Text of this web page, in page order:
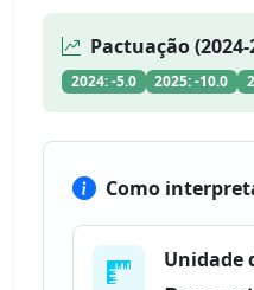
Pactuação (2024-
2024: -5.0 2025: -10.0
Como
Unidade